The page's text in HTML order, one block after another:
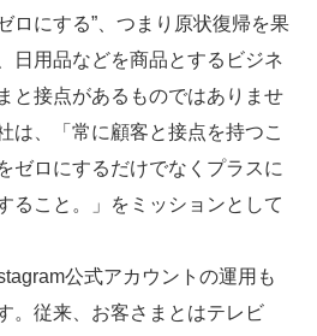
ロにする”、つまり原状復帰を果
日用品などを商品とするビジネ
と接点があるものではありませ
は、「常に顧客と接点を持つこ
ゼロにするだけでなくプラスに
ること。」をミッションとして
公式アカウントの運用も
。従来、お客さまとはテレビ